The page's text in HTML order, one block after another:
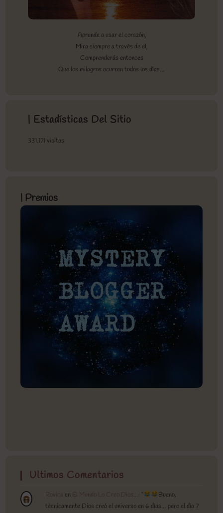
Aprende a usar el corazón,
Mira siempre a través de el,
Comprenderás entonces
Que los milagros ocurren todos los días…
| Estadísticas Del Sitio
331.171 visitas
| Premios
Ultimos Comentarios
Rovica en El Mundo Lo Creo Dios… : “
Bueno,
técnicamente Dios creó el universo en 6 días… pero el día 7